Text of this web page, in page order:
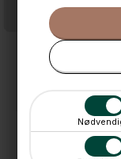
Plakat - Danmark -